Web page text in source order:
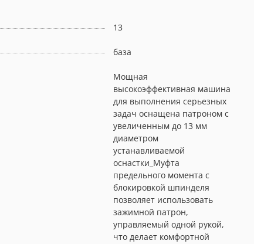
13
база
Мощная
высокоэффективная машина
для выполнения серьезных
задач оснащена патроном с
увеличенным до 13 мм
диаметром
устанавливаемой
оснастки_Муфта
предельного момента с
блокировкой шпинделя
позволяет использовать
зажимной патрон,
управляемый одной рукой,
что делает комфортной